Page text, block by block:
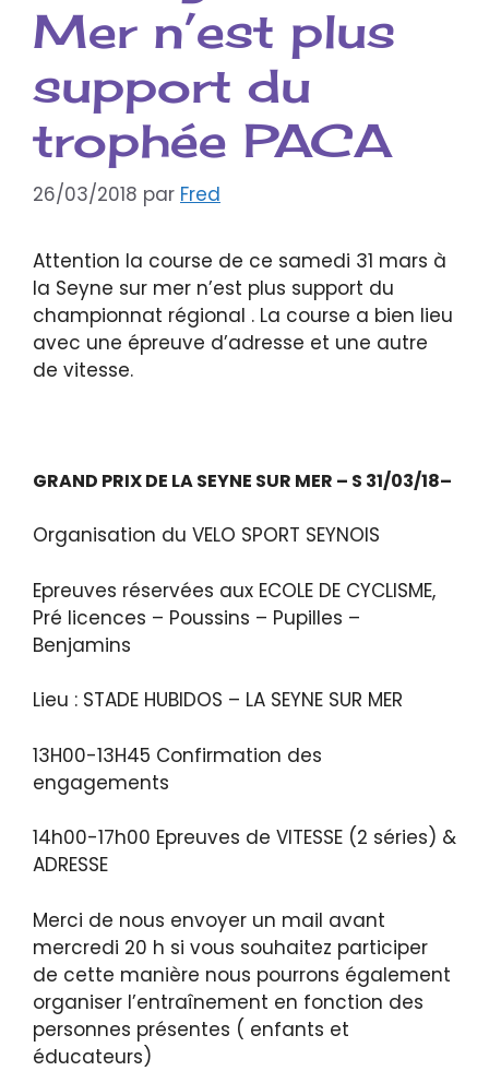
Mer n’est plus
support du
trophée PACA
26/03/2018 par Fred
Attention la course de ce samedi 31 mars à
la Seyne sur mer n’est plus support du
championnat régional . La course a bien lieu
avec une épreuve d’adresse et une autre
de vitesse.
GRAND PRIX DE LA SEYNE SUR MER – S 31/03/18–
Organisation du VELO SPORT SEYNOIS
Epreuves réservées aux ECOLE DE CYCLISME,
Pré licences – Poussins – Pupilles –
Benjamins
Lieu : STADE HUBIDOS – LA SEYNE SUR MER
13H00-13H45 Confirmation des
engagements
14h00-17h00 Epreuves de VITESSE (2 séries) &
ADRESSE
Merci de nous envoyer un mail avant
mercredi 20 h si vous souhaitez participer
de cette manière nous pourrons également
organiser l’entraînement en fonction des
personnes présentes ( enfants et
éducateurs)